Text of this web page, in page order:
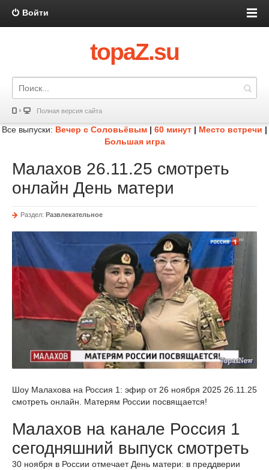
Войти
topaZ.su
Полная версия сайта
Все выпуски: Вечер с Соловьёвым | 60 минут | Место встречи |
Большая игра
Малахов 26.11.25 смотреть
онлайн День матери
Раздел: Развлекательное
Шоу Малахова на Россия 1: эфир от 26 ноября 2025 26.11.25
смотреть онлайн. Матерям России посвящается!
Малахов на канале Россия 1
сегодняшний выпуск смотреть
30 ноября в России отмечает День матери: в преддверии